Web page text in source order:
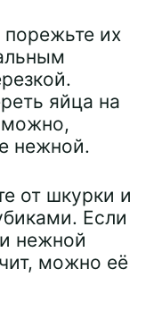
их
яйца на
можно,
нежной.
от шкурки и
Если
нежной
можно её